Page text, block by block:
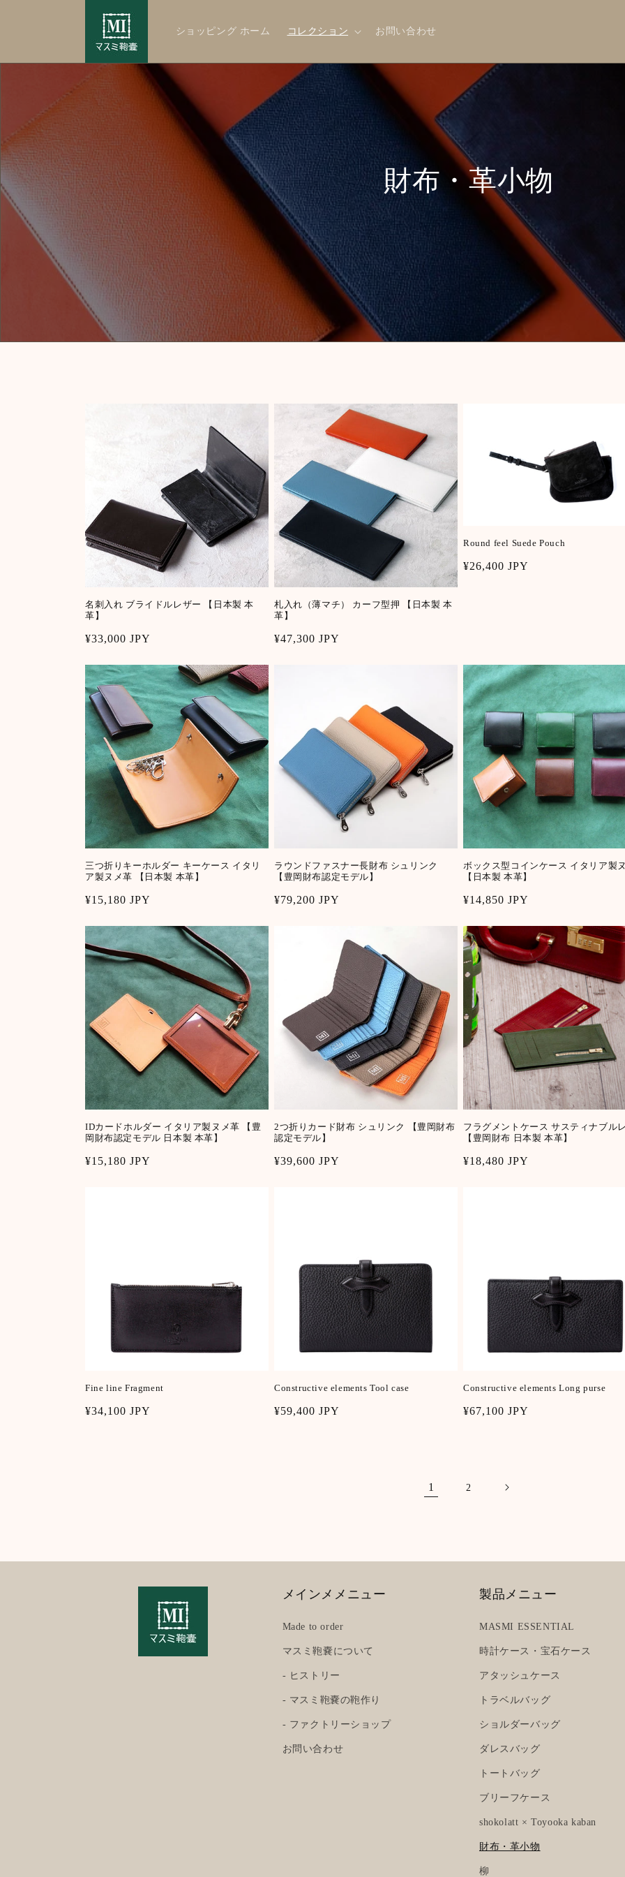
ショッピング ホーム コレクション お問い合わせ
C
o
l
l
e
t
i
n
:
財布・革小物
名刺入れ ブライドルレザー 【日本製 本
革】
Regular
¥33,000 JPY
札入れ（薄マチ） カーフ型押 【日本製 本
革】
Regular
¥47,300 JPY
Round feel Suede Pouch
Regular
¥26,400 JPY
三つ折りキーホルダー キーケース イタリ
ア製ヌメ革 【日本製 本革】
Regular
¥15,180 JPY
ラウンドファスナー長財布 シュリンク
【豊岡財布認定モデル】
Regular
¥79,200 JPY
ボックス型コインケース イタリア製
【日本製 本革】
Regular
¥14,850 JPY
IDカードホルダー イタリア製ヌメ革 【豊
岡財布認定モデル 日本製 本革】
Regular
¥15,180 JPY
2つ折りカード財布 シュリンク 【豊岡財布
認定モデル】
Regular
¥39,600 JPY
フラグメントケース サスティナブル
【豊岡財布 日本製 本革】
Regular
¥18,480 JPY
Fine line Fragment
Regular
¥34,100 JPY
Constructive elements Tool case
Regular
¥59,400 JPY
Constructive elements Long purse
Regular
¥67,100 JPY
1 2
メインメメニュー
Made to order
マスミ鞄嚢について
- ヒストリー
- マスミ鞄嚢の鞄作り
- ファクトリーショップ
お問い合わせ
製品メニュー
MASMI ESSENTIAL
時計ケース・宝石ケース
アタッシュケース
トラベルバッグ
ショルダーバッグ
ダレスバッグ
トートバッグ
ブリーフケース
shokolatt × Toyooka kaban
財布・革小物
柳